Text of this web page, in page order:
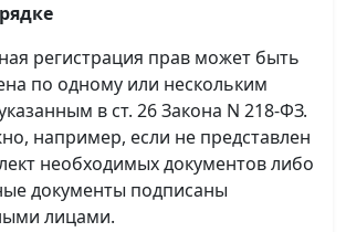
регистрация прав может быть
по одному или нескольким
в ст. 26 Закона N 218-ФЗ.
например, если не представлен
необходимых документов либо
документы подписаны
лицами.